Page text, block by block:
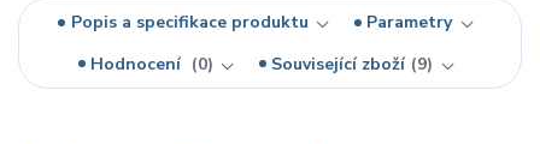
Popis a specifikace produktu
Parametry
Hodnocení
0 Související zboží 9